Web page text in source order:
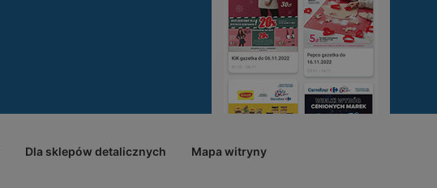
Dla sklepów detalicznych Mapa witryny